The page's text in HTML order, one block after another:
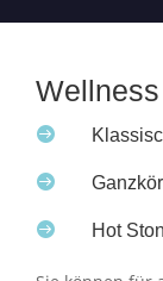
Wellness


 Hot